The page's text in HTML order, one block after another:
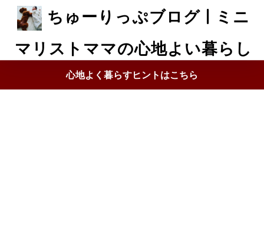
ちゅーりっぷブログ | ミニ
マリストママの心地よい暮らし
心地よく暮らすヒントはこちら